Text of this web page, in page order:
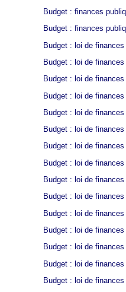
Budget : finances
Budget : finances
Budget : loi de
Budget : loi de
Budget : loi de
Budget : loi de
Budget : loi de
Budget : loi de
Budget : loi de
Budget : loi de
Budget : loi de
Budget : loi de
Budget : loi de
Budget : loi de
Budget : loi de
Budget : loi de
Budget : loi de finances